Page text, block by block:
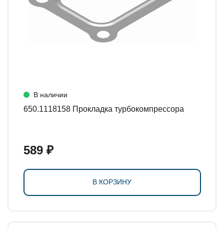
В наличии
650.1118158 Прокладка турбокомпрессора
589 ₽
В КОРЗИНУ